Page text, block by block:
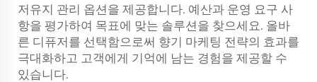
저유지 관리 옵션을 제공합니다. 예산과 운영 요구 사
항을 평가하여 목표에 맞는 솔루션을 찾으세요. 올바
른 디퓨저를 선택함으로써 향기 마케팅 전략의 효과를
극대화하고 고객에게 기억에 남는 경험을 제공할 수
있습니다.